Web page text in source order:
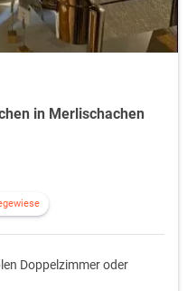
in Merlischachen
Doppelzimmer oder